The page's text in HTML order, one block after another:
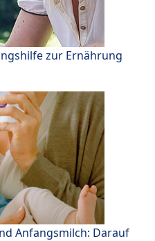
zur Ernährung
Anfangsmilch: Darauf